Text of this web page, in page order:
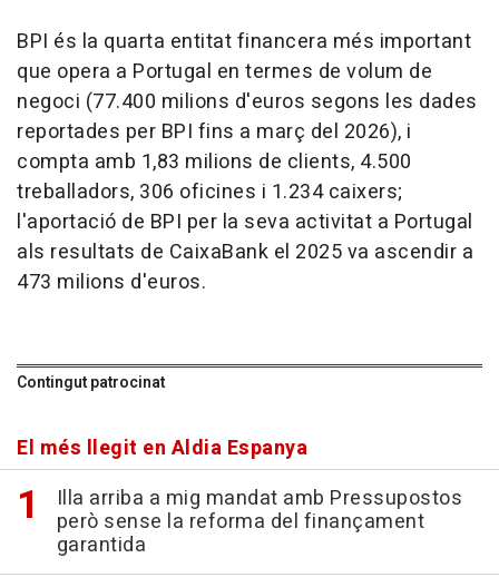
BPI és la quarta entitat financera més important
que opera a Portugal en termes de volum de
negoci (77.400 milions d'euros segons les dades
reportades per BPI fins a març del 2026), i
compta amb 1,83 milions de clients, 4.500
treballadors, 306 oficines i 1.234 caixers;
l'aportació de BPI per la seva activitat a Portugal
als resultats de CaixaBank el 2025 va ascendir a
473 milions d'euros.
Contingut patrocinat
El més llegit en Aldia Espanya
Illa arriba a mig mandat amb Pressupostos
però sense la reforma del finançament
garantida